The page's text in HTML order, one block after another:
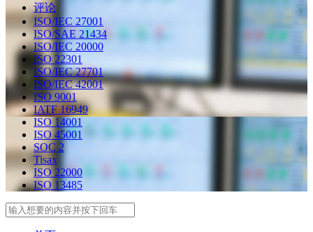
评论
ISO/IEC 27001
ISO/SAE 21434
ISO/IEC 20000
ISO 22301
ISO/IEC 27701
ISO/IEC 42001
ISO 9001
IATF 16949
ISO 14001
ISO 45001
SOC 2
Tisax
ISO 22000
ISO 13485